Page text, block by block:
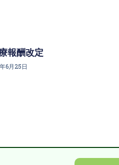
報酬改定
6月25日